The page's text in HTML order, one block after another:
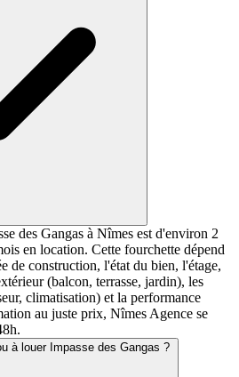
des Gangas à Nîmes est d'environ 2
en location. Cette fourchette dépend
de construction, l'état du bien, l'étage,
(balcon, terrasse, jardin), les
climatisation) et la performance
au juste prix, Nîmes Agence se
à louer Impasse des Gangas ?